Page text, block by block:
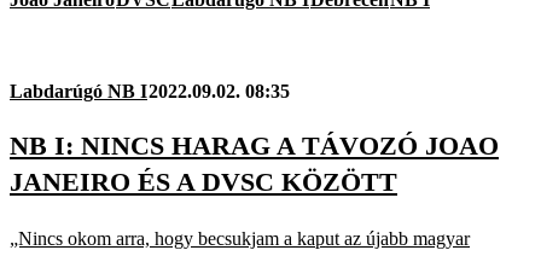
Labdarúgó NB I2022.09.02. 08:35
NB I: NINCS HARAG A TÁVOZÓ JOAO
JANEIRO ÉS A DVSC KÖZÖTT
„Nincs okom arra, hogy becsukjam a kaput az újabb magyar